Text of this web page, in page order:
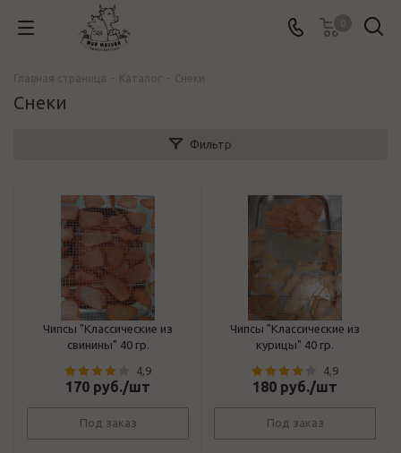
Снеки
Фильтр
Чипсы "Классические из
свинины" 40 гр.
4,9
170 руб./шт
Под заказ
Чипсы "Классические из
курицы" 40 гр.
4,9
180 руб./шт
Под заказ